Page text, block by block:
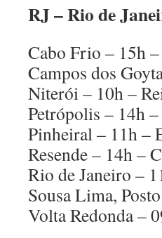
RJ – Rio de
Cabo Frio – 15h
Campos dos
Niterói – 10h –
Petrópolis – 14h
Pinheiral – 11h –
Resende – 14h –
Rio de Janeiro –
Sousa Lima,
Volta Redonda –